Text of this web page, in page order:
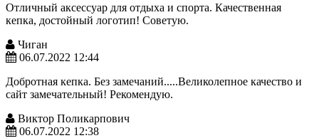
Отличный аксессуар для отдыха и спорта. Качественная
кепка, достойный логотип! Советую.
Чиган
06.07.2022 12:44
Добротная кепка. Без замечаний.....Великолепное качество и
сайт замечательный! Рекомендую.
Виктор Поликарпович
06.07.2022 12:38